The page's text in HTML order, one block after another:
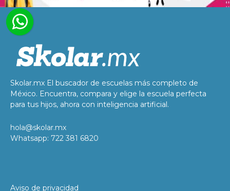
Skolar.mx El buscador de escuelas más completo de
México. Encuentra, compara y elige la escuela perfecta
para tus hijos, ahora con inteligencia artificial.
hola@skolar.mx
Whatsapp: 722 381 6820
Aviso de privacidad